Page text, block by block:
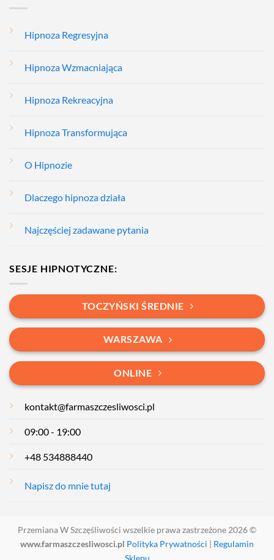
Hipnoza Regresyjna
Hipnoza Wzmacniająca
Hipnoza Rekreacyjna
Hipnoza Transformująca
O Hipnozie
Dlaczego hipnoza działa
Najczęściej zadawane pytania
SESJE HIPNOTYCZNE:
TOCZYŃSKI ŚREDNIE
WARSZAWA
ONLINE
kontakt@farmaszczesliwosci.pl
09:00 - 19:00
+48 534888440
Napisz do mnie tutaj
Przemiana W Szczęśliwości wszelkie prawa zastrzeżone 2026 ©
www.farmaszczesliwosci.pl Polityka Prywatności | Regulamin